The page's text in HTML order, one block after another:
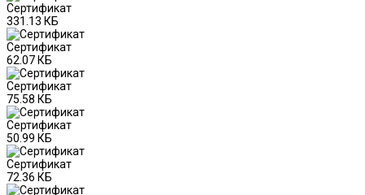
Сертификат
331.13 КБ
Сертификат
62.07 КБ
Сертификат
75.58 КБ
Сертификат
50.99 КБ
Сертификат
72.36 КБ